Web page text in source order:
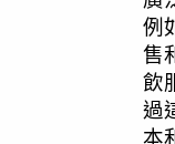
例
售
飲
過
本